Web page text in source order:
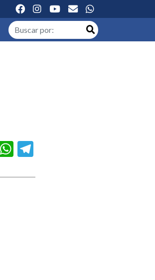
WhatsApp